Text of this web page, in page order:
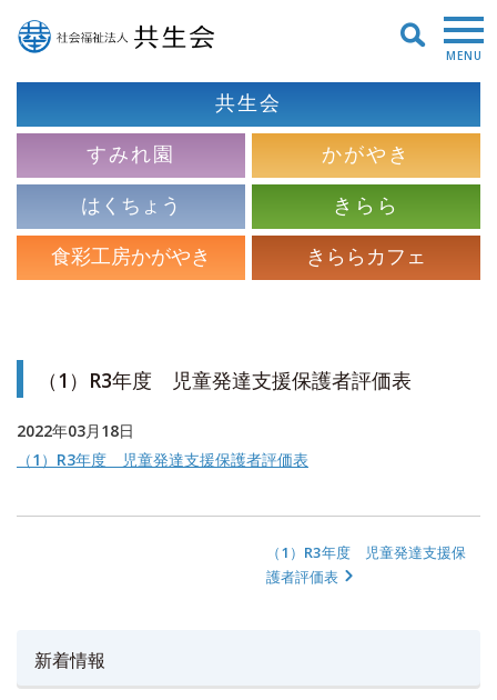
MENU
共生会
すみれ園
かがやき
はくちょう
きらら
食彩工房かがやき
きららカフェ
（1）R3年度 児童発達支援保護者評価表
2022年03月18日
（1）R3年度 児童発達支援保護者評価表
（1）R3年度 児童発達支援保
護者評価表
新着情報